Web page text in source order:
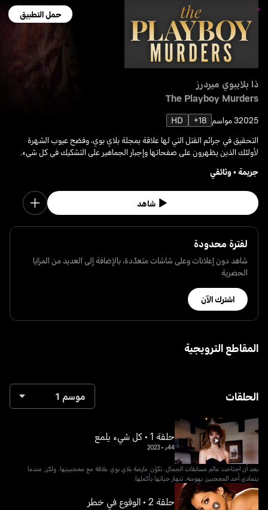
حمل التطبيق
ذا بلايبوي ميردرز
The Playboy Murders
20253 مواسم 18+
HD
التحقيق في جرائم القتل التي لها علاقة بمجلة بلاي بوي، وفضح عيوب الشهرة
لأولئك الذين يظهرون على صفحاتها وإجبار الجماهير على التشكيك في كل شيء.
جريمة•وثائقي
شاهد
لفترة محدودة
شاهد دون إعلانات وعلى شاشات متعدّدة، بالإضافة إلى العديد من المزايا
الحصرية
اشترك الآن
المقاطع الترويجية
الحلقات موسم 1
حلقة 1 • كل شيء يلمع
44د •
2023
بعد أن اجتاحت عالم مسابقات الجمال، تكوّن عارضة بلاي بوي علاقة مع معجبينها. ولكن عندما
يتمادى أحد المعجبين بهوسه، تنهار حياتها بأكملها.
حلقة 2 • الوقوع في خطر